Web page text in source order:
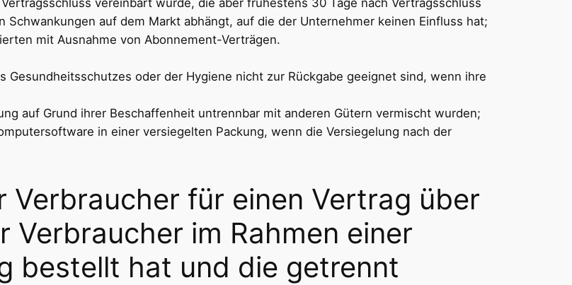
auf dem Markt abhängt, auf die der Unternehmer keinen Einfluss hat;
mit Ausnahme von Abonnement-Verträgen.
Gesundheitsschutzes oder der Hygiene nicht zur Rückgabe geeignet sind, wenn ihre
auf Grund ihrer Beschaffenheit untrennbar mit anderen Gütern vermischt wurden;
in einer versiegelten Packung, wenn die Versiegelung nach der
für einen Vertrag über
Verbraucher im Rahmen einer
bestellt hat und die getrennt